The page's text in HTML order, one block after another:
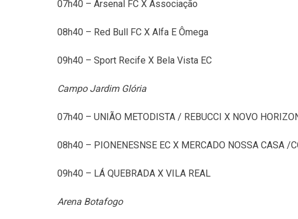
07h40 – Arsenal FC X Associação
08h40 – Red Bull FC X Alfa E Ômega
09h40 – Sport Recife X Bela Vista EC
Campo Jardim Glória
07h40 – UNIÃO METODISTA / REBUCCI X NOVO
08h40 – PIONENESNSE EC X MERCADO NOSSA CASA /
09h40 – LÁ QUEBRADA X VILA REAL
Arena Botafogo